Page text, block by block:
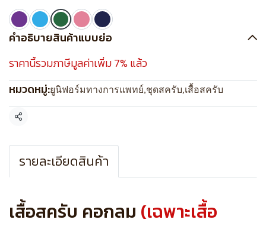
คำอธิบายสินค้าแบบย่อ
ราคานี้รวมภาษีมูลค่าเพิ่ม 7% แล้ว
หมวดหมู่:ยูนิฟอร์มทางการแพทย์,ชุดสครับ,เสื้อสครับ
แชร์
รายละเอียดสินค้า
เสื้อสครับ คอกลม (เฉพาะเสื้อ